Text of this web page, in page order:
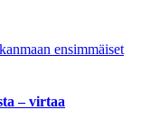
ensimmäiset
– virtaa